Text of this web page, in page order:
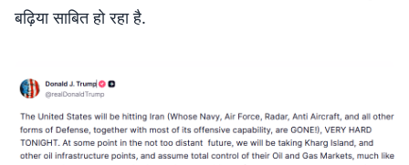
बढ़िया साबित हो रहा है.